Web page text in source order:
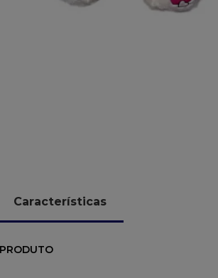
Características